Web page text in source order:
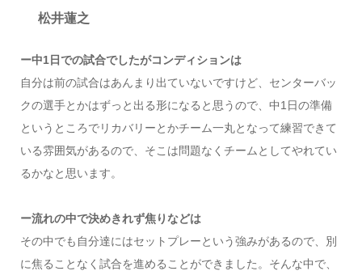
松井蓮之
ー中1日での試合でしたがコンディションは
自分は前の試合はあんまり出ていないですけど、センターバッ
クの選手とかはずっと出る形になると思うので、中1日の準備
というところでリカバリーとかチーム一丸となって練習できて
いる雰囲気があるので、そこは問題なくチームとしてやれてい
るかなと思います。
ー流れの中で決めきれず焦りなどは
その中でも自分達にはセットプレーという強みがあるので、別
に焦ることなく試合を進めることができました。そんな中で、